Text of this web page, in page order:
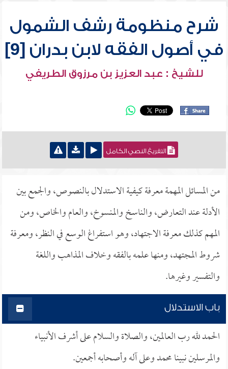
شرح منظومة رشف الشمول
في أصول الفقه لابن بدران [9]
للشيخ : عبد العزيز بن مرزوق الطريفي
التفريغ النصي الكامل
من المسائل المهمة معرفة كيفية الاستدلال بالنصوص، والجمع بين
الأدلة عند التعارض، والناسخ والمنسوخ، والعام والخاص، ومن
المهم كذلك معرفة الاجتهاد، وهو استفراغ الوسع في النظر، ومعرفة
شروط المجتهد، ومنها علمه بالفقه وخلاف المذاهب واللغة
والتفسير وغيرها.
باب الاستدلال
الحمد لله رب العالمين، والصلاة والسلام على أشرف الأنبياء
والمرسلين نبينا محمد وعلى آله وأصحابه أجمعين.